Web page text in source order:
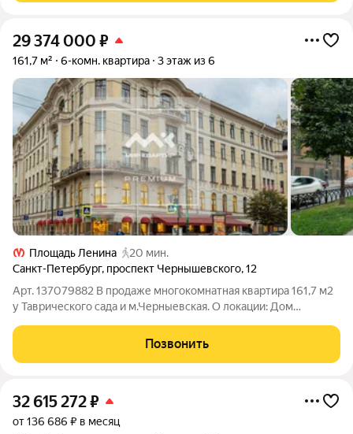
29 374 000 ₽
161,7 м² 6-комн. квартира 3 этаж из 6
Площадь Ленина
20 мин.
Санкт-Петербург, проспект Чернышевского,12
Арт. 137079882 В продаже многокомнатная квартира 161,7 м2
у Таврического сада и м.Черныевская. О локации: Дом
ул.Чайковского. Рядом Воскресенская набережная Невы.
Таврический сад и метро
Позвонить
32 615 272₽
от 136 686 ₽ в месяц